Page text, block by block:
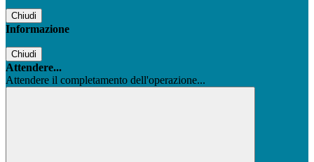
Chiudi
Informazione
Chiudi
Attendere...
Attendere il completamento dell'operazione...